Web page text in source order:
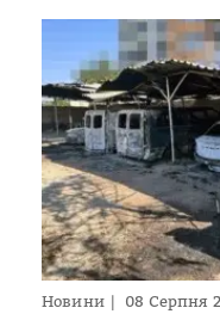
Новини 08 Серпня